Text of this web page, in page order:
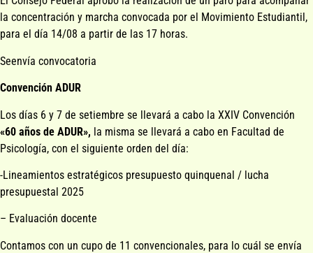
la concentración y marcha convocada por el Movimiento Estudiantil,
para el día 14/08 a partir de las 17 horas.
Seenvía convocatoria
Convención ADUR
Los días 6 y 7 de setiembre se llevará a cabo la XXIV Convención
«60 años de ADUR», la misma se llevará a cabo en Facultad de
Psicología, con el siguiente orden del día:
-Lineamientos estratégicos presupuesto quinquenal / lucha
presupuestal 2025
– Evaluación docente
Contamos con un cupo de 11 convencionales, para lo cuál se envía